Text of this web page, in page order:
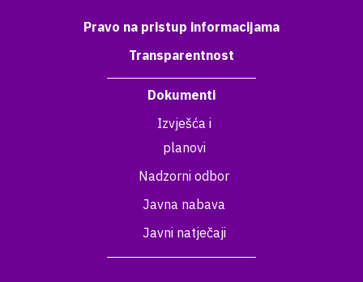
Pravo na pristup informacijama
Transparentnost
Dokumenti
Izvješća i
planovi
Nadzorni odbor
Javna nabava
Javni natječaji